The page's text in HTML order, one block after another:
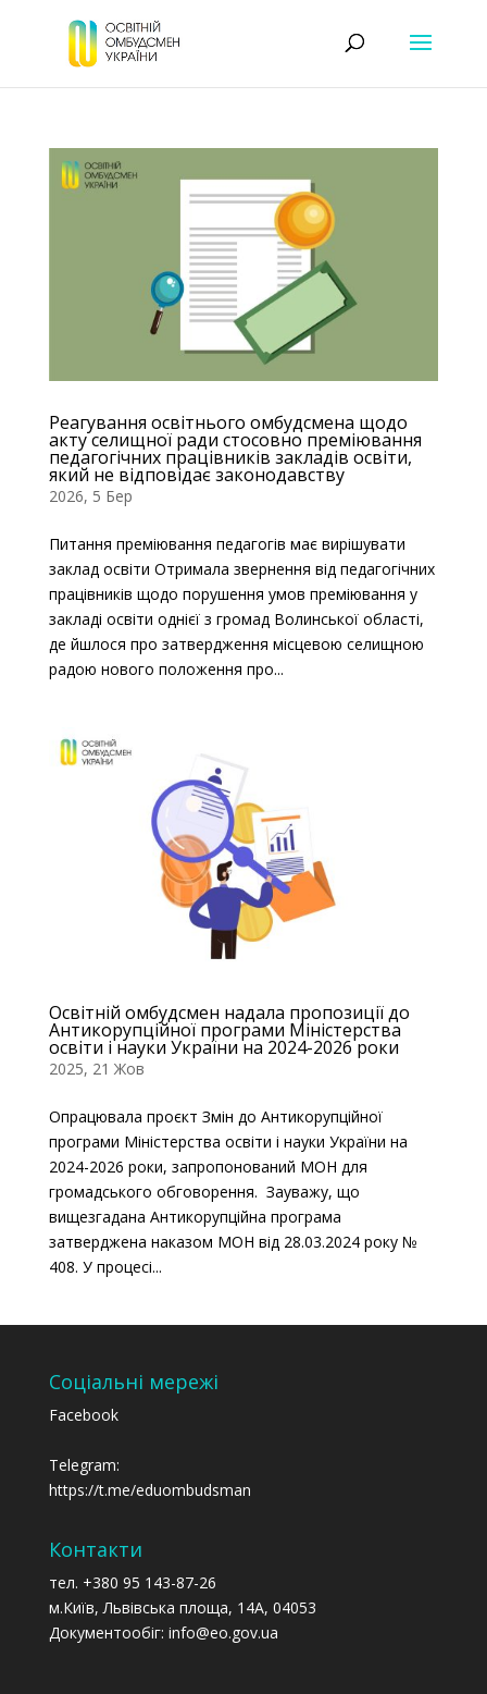
Реагування освітнього омбудсмена щодо
акту селищної ради стосовно преміювання
педагогічних працівників закладів освіти,
який не відповідає законодавству
2026, 5 Бер
Питання преміювання педагогів має вирішувати
заклад освіти Отримала звернення від педагогічних
працівників щодо порушення умов преміювання у
закладі освіти однієї з громад Волинської області,
де йшлося про затвердження місцевою селищною
радою нового положення про...
Освітній омбудсмен надала пропозиції до
Антикорупційної програми Міністерства
освіти і науки України на 2024-2026 роки
2025, 21 Жов
Опрацювала проєкт Змін до Антикорупційної
програми Міністерства освіти і науки України на
2024-2026 роки, запропонований МОН для
громадського обговорення. Зауважу, що
вищезгадана Антикорупційна програма
затверджена наказом МОН від 28.03.2024 року №
408. У процесі...
Соціальні мережі
Facebook
Telegram:
https://t.me/eduombudsman
Контакти
тел. +380 95 143-87-26
м.Київ, Львівська площа, 14А, 04053
Документообіг: info@eo.gov.ua